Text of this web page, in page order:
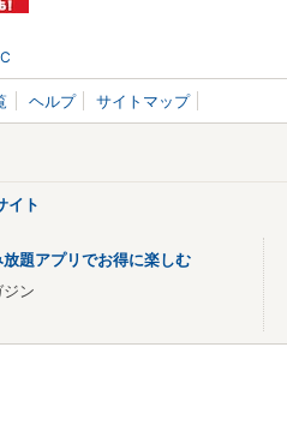
ヘルプ サイトマップ
イト
題アプリでお得に楽しむ
ン